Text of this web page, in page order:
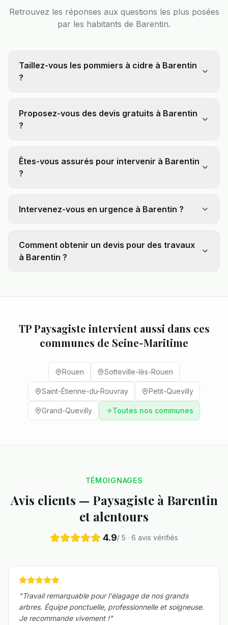
Retrouvez les réponses aux questions les plus posées
par les habitants de Barentin.
Taillez-vous les pommiers à cidre à Barentin
?
Proposez-vous des devis gratuits à Barentin
?
Êtes-vous assurés pour intervenir à Barentin
?
Intervenez-vous en urgence à Barentin ?
Comment obtenir un devis pour des travaux
à Barentin ?
TP Paysagiste intervient aussi dans ces
communes de Seine-Maritime
Rouen Sotteville-lès-Rouen
Saint-Étienne-du-Rouvray Petit-Quevilly
Grand-Quevilly Toutes nos communes
TÉMOIGNAGES
Avis clients — Paysagiste à Barentin
et alentours
4.9/ 5 · 6 avis vérifiés
"Travail remarquable pour l'élagage de nos grands
arbres. Équipe ponctuelle, professionnelle et soigneuse.
Je recommande vivement !"